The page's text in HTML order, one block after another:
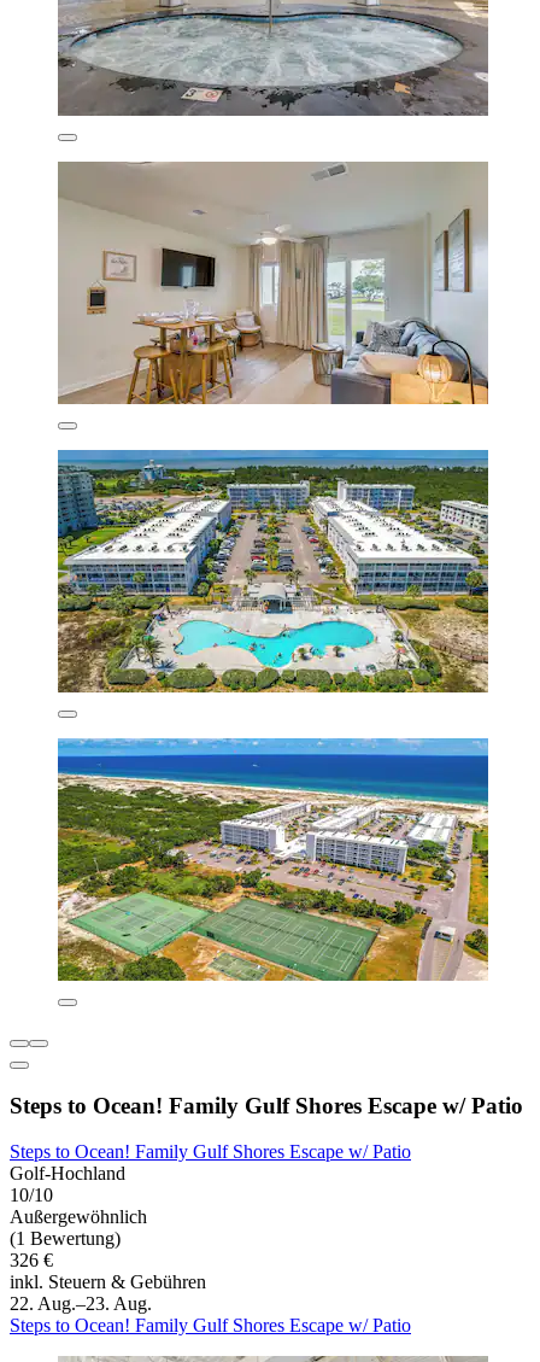
Steps to Ocean! Family Gulf Shores Escape w/ Patio
Steps to Ocean! Family Gulf Shores Escape w/ Patio
Golf-Hochland
10/10
Außergewöhnlich
(1 Bewertung)
326 €
inkl. Steuern & Gebühren
22. Aug.–23. Aug.
Steps to Ocean! Family Gulf Shores Escape w/ Patio